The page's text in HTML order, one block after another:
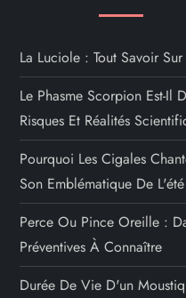
La Luciole : Tout Savoir
Le Phasme Scorpion Est-Il
Risques Et Réalités
Pourquoi Les Cigales
Son Emblématique De L'été
Perce Ou Pince Oreille :
Préventives À Connaître
Durée De Vie D'un